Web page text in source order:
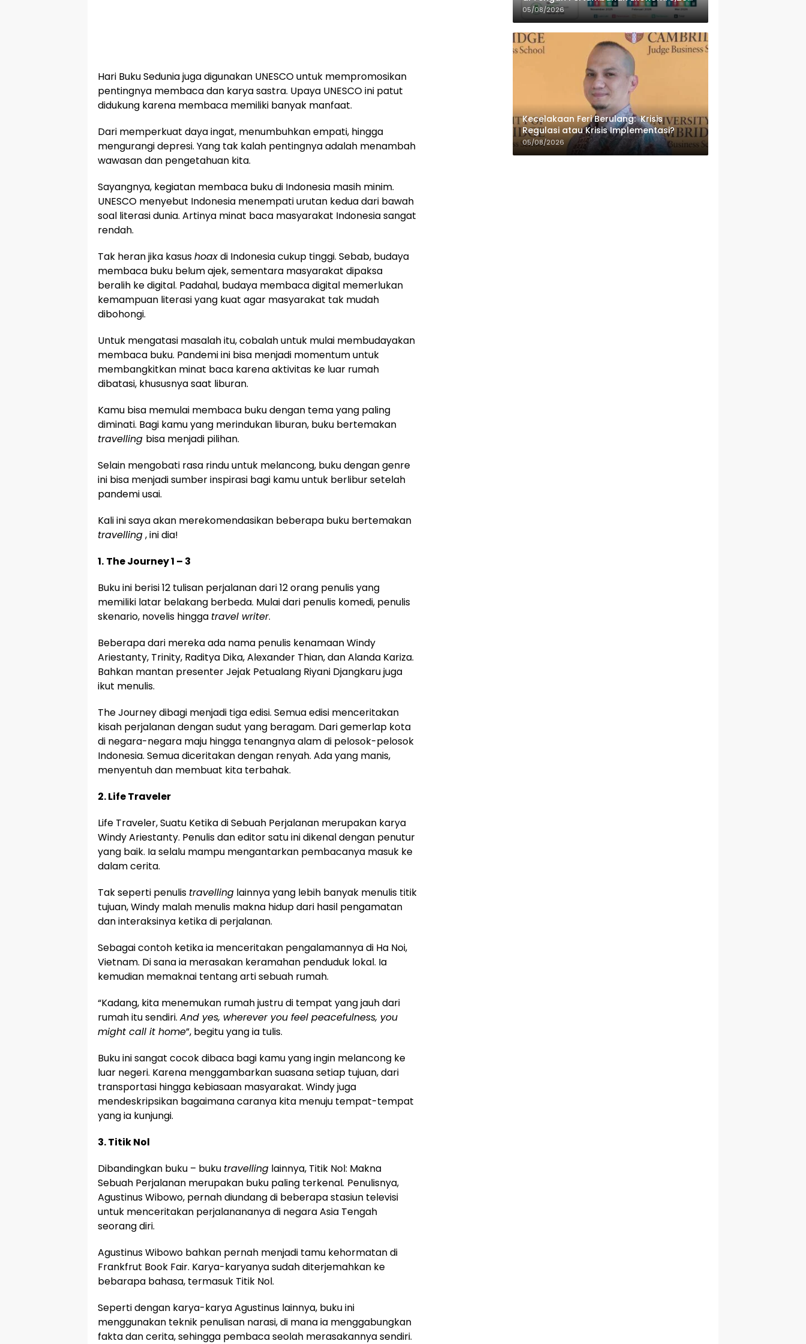
Hari Buku Sedunia juga digunakan UNESCO untuk mempromosikan
pentingnya membaca dan karya sastra. Upaya UNESCO ini patut
didukung karena membaca memiliki banyak manfaat.
Dari memperkuat daya ingat, menumbuhkan empati, hingga
mengurangi depresi. Yang tak kalah pentingnya adalah menambah
wawasan dan pengetahuan kita.
Sayangnya, kegiatan membaca buku di Indonesia masih minim.
UNESCO menyebut Indonesia menempati urutan kedua dari bawah
soal literasi dunia. Artinya minat baca masyarakat Indonesia sangat
rendah.
Tak heran jika kasushoaxdi Indonesia cukup tinggi. Sebab, budaya
membaca buku belum ajek, sementara masyarakat dipaksa
beralih ke digital. Padahal, budaya membaca digital memerlukan
kemampuan literasi yang kuat agar masyarakat tak mudah
dibohongi.
Untuk mengatasi masalah itu, cobalah untuk mulai membudayakan
membaca buku. Pandemi ini bisa menjadi momentum untuk
membangkitkan minat baca karena aktivitas ke luar rumah
dibatasi, khususnya saat liburan.
Kamu bisa memulai membaca buku dengan tema yang paling
diminati. Bagi kamu yang merindukan liburan, buku bertemakan
travelling bisa menjadi pilihan.
Selain mengobati rasa rindu untuk melancong, buku dengan genre
ini bisa menjadi sumber inspirasi bagi kamu untuk berlibur setelah
pandemi usai.
Kali ini saya akan merekomendasikan beberapa buku bertemakan
travelling, ini dia!
1. The Journey 1 – 3
Buku ini berisi 12 tulisan perjalanan dari 12 orang penulis yang
memiliki latar belakang berbeda. Mulai dari penulis komedi, penulis
skenario, novelis hingga travel writer.
Beberapa dari mereka ada nama penulis kenamaan Windy
Ariestanty, Trinity, Raditya Dika, Alexander Thian, dan Alanda Kariza.
Bahkan mantan presenter Jejak Petualang Riyani Djangkaru juga
ikut menulis.
The Journey dibagi menjadi tiga edisi. Semua edisi menceritakan
kisah perjalanan dengan sudut yang beragam. Dari gemerlap kota
di negara-negara maju hingga tenangnya alam di pelosok-pelosok
Indonesia. Semua diceritakan dengan renyah. Ada yang manis,
menyentuh dan membuat kita terbahak.
2. Life Traveler
Life Traveler, Suatu Ketika di Sebuah Perjalanan merupakan karya
Windy Ariestanty. Penulis dan editor satu ini dikenal dengan penutur
yang baik. Ia selalu mampu mengantarkan pembacanya masuk ke
dalam cerita.
Tak seperti penulis travelling lainnya yang lebih banyak menulis titik
tujuan, Windy malah menulis makna hidup dari hasil pengamatan
dan interaksinya ketika di perjalanan.
Sebagai contoh ketika ia menceritakan pengalamannya di Ha Noi,
Vietnam. Di sana ia merasakan keramahan penduduk lokal. Ia
kemudian memaknai tentang arti sebuah rumah.
“Kadang, kita menemukan rumah justru di tempat yang jauh dari
rumah itu sendiri. And yes, wherever you feel peacefulness, you
might call it home”, begitu yang ia tulis.
Buku ini sangat cocok dibaca bagi kamu yang ingin melancong ke
luar negeri. Karena menggambarkan suasana setiap tujuan, dari
transportasi hingga kebiasaan masyarakat. Windy juga
mendeskripsikan bagaimana caranya kita menuju tempat-tempat
yang ia kunjungi.
3. Titik Nol
Dibandingkan buku – buku travelling lainnya, Titik Nol: Makna
Sebuah Perjalanan merupakan buku paling terkenal. Penulisnya,
Agustinus Wibowo, pernah diundang di beberapa stasiun televisi
untuk menceritakan perjalanananya di negara Asia Tengah
seorang diri.
Agustinus Wibowo bahkan pernah menjadi tamu kehormatan di
Frankfrut Book Fair. Karya-karyanya sudah diterjemahkan ke
bebarapa bahasa, termasuk Titik Nol.
Seperti dengan karya-karya Agustinus lainnya, buku ini
menggunakan teknik penulisan narasi, di mana ia menggabungkan
fakta dan cerita, sehingga pembaca seolah merasakannya sendiri.
Persen
05/08/2026
Kecelakaan Feri Berulang: Krisis
Regulasi atau Krisis Implementasi?
05/08/2026